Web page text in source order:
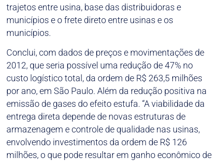
trajetos entre usina, base das distribuidoras e
municípios e o frete direto entre usinas e os
municípios.
Conclui, com dados de preços e movimentações de
2012, que seria possível uma redução de 47% no
custo logístico total, da ordem de R$ 263,5 milhões
por ano, em São Paulo. Além da redução positiva na
emissão de gases do efeito estufa. “A viabilidade da
entrega direta depende de novas estruturas de
armazenagem e controle de qualidade nas usinas,
envolvendo investimentos da ordem de R$ 126
milhões, o que pode resultar em ganho econômico de